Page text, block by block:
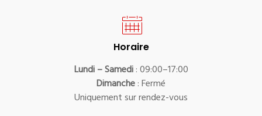
Horaire
Lundi – Samedi: 09:00–17:00
Dimanche: Fermé
Uniquement sur rendez-vous